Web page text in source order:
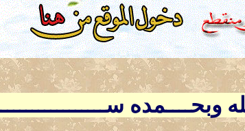
وبحــــمده